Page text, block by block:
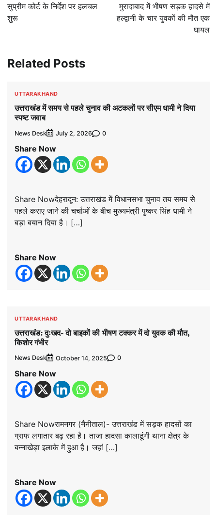
सुप्रीम कोर्ट के निर्देश पर हलचल
शुरू
मुरादाबाद में भीषण सड़क हादसे में
हल्द्वानी के चार युवकों की मौत एक
घायल
Related Posts
UTTARAKHAND
उत्तराखंड में समय से पहले चुनाव की अटकलों पर सीएम धामी ने दिया
स्पष्ट जवाब
News Desk July 2, 2026 0
Share Now
Share Nowदेहरादून: उत्तराखंड में विधानसभा चुनाव तय समय से
पहले कराए जाने की चर्चाओं के बीच मुख्यमंत्री पुष्कर सिंह धामी ने
बड़ा बयान दिया है। […]
Share Now
UTTARAKHAND
उत्तराखंड: दुःखद- दो बाइकों की भीषण ‌टक्कर में दो युवक की मौत,
किशोर गंभीर
News Desk October 14, 2025 0
Share Now
Share Nowरामनगर (नैनीताल)- उत्तराखंड में सड़क हादसों का
ग्राफ लगातार बढ़ रहा है। ताजा हादसा कालाढूंगी थाना क्षेत्र के
बन्नाखेड़ा इलाके में हुआ है। जहां […]
Share Now